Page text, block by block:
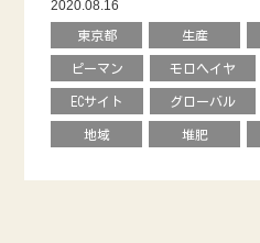
2020.08.16
東京都 生産
ピーマン モロヘイヤ
ECサイト グローバル
地域 堆肥